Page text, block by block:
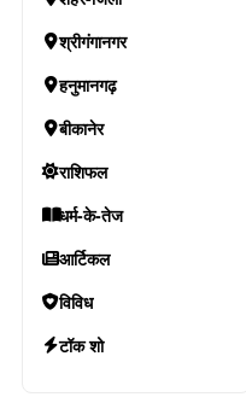
श्रीगंगानगर
हनुमानगढ़
बीकानेर
राशिफल
धर्म-के-तेज
आर्टिकल
विविध
टॉक शो